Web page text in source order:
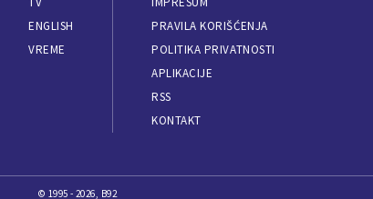
ENGLISH
VREME
PRAVILA KORIŠĆENJA
POLITIKA PRIVATNOSTI
APLIKACIJE
RSS
KONTAKT
© 1995 - 2026, B92